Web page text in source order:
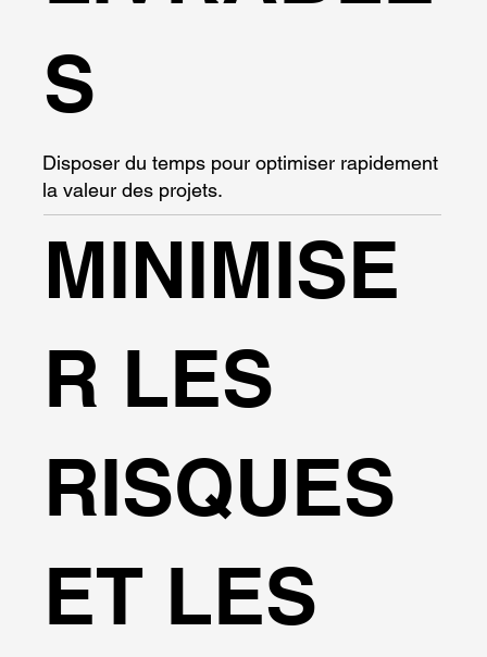
S
Disposer du temps pour optimiser rapidement
la valeur des projets.
MINIMISE
R LES
RISQUES
ET LES